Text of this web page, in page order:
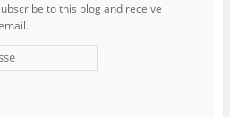
to this blog and receive